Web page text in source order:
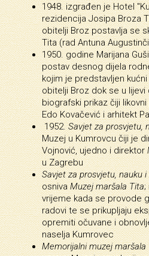
1948. izgrađen je Hotel
rezidencija Josipa Broza
obitelji Broz postavlja se
Tita (rad Antuna
1950. godine Marijana
postav desnog dijela
kojim je predstavljen
obitelji Broz dok se u
biografski prikaz čiji
Edo Kovačević i arhitekt
1952.Savjet za prosvjetu,
Muzej u Kumrovcu čiji je
Vojnović, ujedno i direktor
u Zagrebu
Savjet za prosvjetu, nauku
osnivaMuzej maršala Tita;
vrijeme kada se provode
radovi te se prikupljaju
opremiti očuvane i
naselja Kumrovec
Memorijalni muzej maršala